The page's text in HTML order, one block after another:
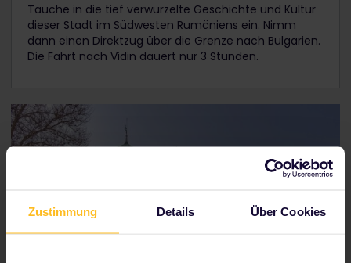
Zustimmung Details Über Cookies
Tauche in die tief verwurzelte Geschichte und Kultur
dieser Stadt im Südwesten Rumäniens ein. Nimm
dann einen Direktzug über die Grenze nach Bulgarien.
Die Fahrt nach Vidin dauert nur 3 Stunden.